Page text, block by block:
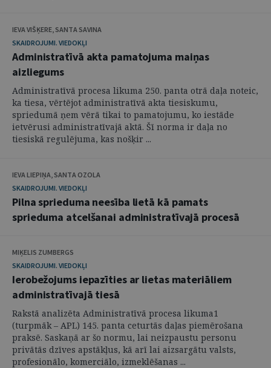
IEVA VIŠĶERE, SANTA SAVINA
SKAIDROJUMI. VIEDOKĻI
Administratīvā akta pamatojuma maiņas
aizliegums
Administratīvā procesa likuma 250. panta otrā daļa noteic,
ka tiesa, vērtējot administratīvā akta tiesiskumu,
spriedumā ņem vērā tikai to pamatojumu, ko iestāde
ietvērusi administratīvajā aktā. Šī norma ir daļa no
tiesiskā regulējuma, kas nošķir ...
IEVA LIEPIŅA, SANTA OZOLA
SKAIDROJUMI. VIEDOKĻI
Pilna sprieduma neesība lietā kā pamats
sprieduma atcelšanai administratīvajā procesā
MIĶELIS ZUMBERGS
SKAIDROJUMI. VIEDOKĻI
Ierobežojums iepazīties ar lietas materiāliem
administratīvajā tiesā
Rakstā analizēta Administratīvā procesa likuma1
(turpmāk – APL) 145. panta ceturtās daļas piemērošana
praksē. Saskaņā ar šo normu, lai neizpaustu personu
privātās dzīves apstākļus, kā arī lai aizsargātu valsts,
profesionālo, komerciālo, izmeklēšanas ...